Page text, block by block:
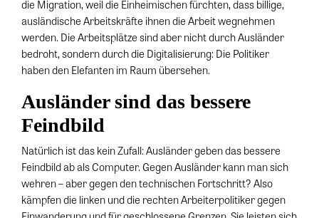
die Migration, weil die Einheimischen fürchten, dass billige,
ausländische Arbeitskräfte ihnen die Arbeit wegnehmen
werden. Die Arbeitsplätze sind aber nicht durch Ausländer
bedroht, sondern durch die Digitalisierung: Die Politiker
haben den Elefanten im Raum übersehen.
Ausländer sind das bessere
Feindbild
Natürlich ist das kein Zufall: Ausländer geben das bessere
Feindbild ab als Computer. Gegen Ausländer kann man sich
wehren – aber gegen den technischen Fortschritt? Also
kämpfen die linken und die rechten Arbeiterpolitiker gegen